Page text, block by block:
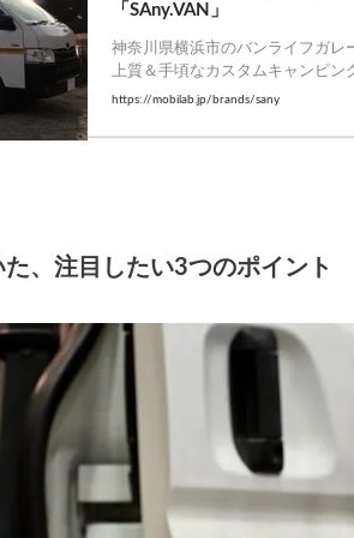
「SAny.VAN」
神奈川県横浜市のバンライフガレ
上質＆手頃なカスタムキャンピン
イエースを中心に、その他の車種
https://mobilab.jp/brands/sany
、注目したい3つのポイント